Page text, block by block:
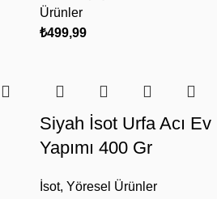
Ürünler
₺499,99
Siyah İsot Urfa Acı Ev
Yapımı 400 Gr
İsot, Yöresel Ürünler